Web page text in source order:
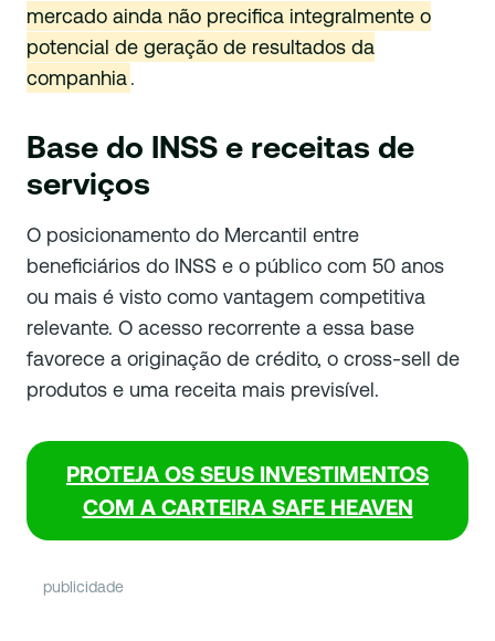
mercado ainda não precifica integralmente o
potencial de geração de resultados da
companhia.
Base do INSS e receitas de
serviços
O posicionamento do Mercantil entre
beneficiários do INSS e o público com 50 anos
ou mais é visto como vantagem competitiva
relevante. O acesso recorrente a essa base
favorece a originação de crédito, o cross-sell de
produtos e uma receita mais previsível.
PROTEJA OS SEUS INVESTIMENTOS
COM A CARTEIRA SAFE HEAVEN
publicidade